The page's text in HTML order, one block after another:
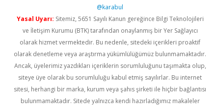
@karabul
Yasal Uyarı: Sitemiz, 5651 Sayılı Kanun gereğince Bilgi Teknolojileri
ve İletişim Kurumu (BTK) tarafından onaylanmış bir Yer Sağlayıcı
olarak hizmet vermektedir. Bu nedenle, sitedeki içerikleri proaktif
olarak denetleme veya araştırma yükümlülüğümüz bulunmamaktadır.
Ancak, üyelerimiz yazdıkları içeriklerin sorumluluğunu taşımakta olup,
siteye üye olarak bu sorumluluğu kabul etmiş sayılırlar. Bu internet
sitesi, herhangi bir marka, kurum veya şahıs şirketi ile hiçbir bağlantısı
bulunmamaktadır. Sitede yalnızca kendi hazırladığımız makaleler